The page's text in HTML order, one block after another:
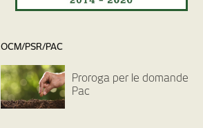
OCM/PSR/PAC
Proroga per le domande
Pac